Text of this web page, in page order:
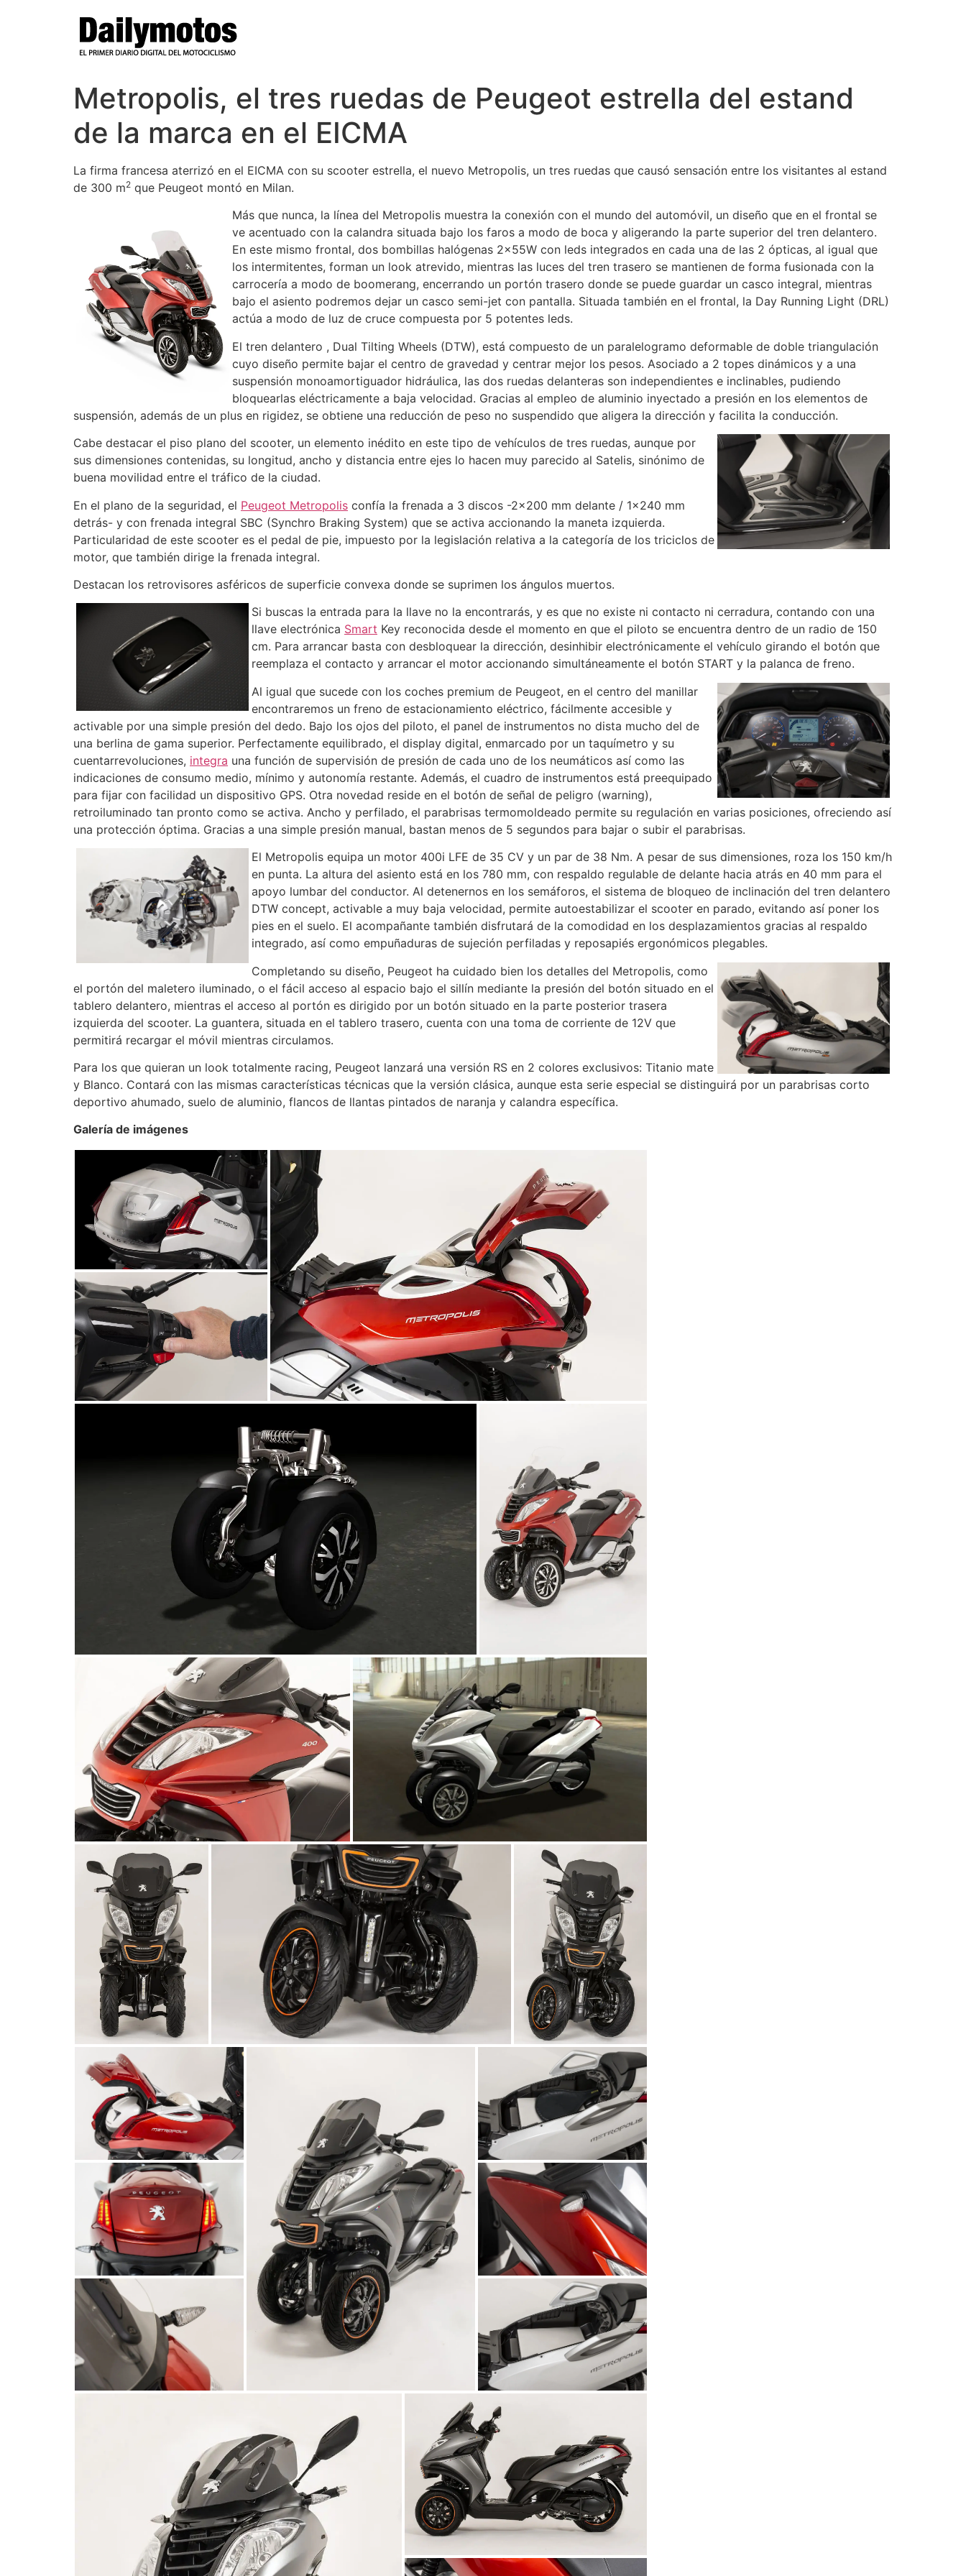
Metropolis, el tres ruedas de Peugeot estrella del estand
de la marca en el EICMA
La firma francesa aterrizó en el EICMA con su scooter estrella, el nuevo Metropolis, un tres ruedas que causó sensación entre los visitantes al estand
de 300 m2 que Peugeot montó en Milan.
Más que nunca, la línea del Metropolis muestra la conexión con el mundo del automóvil, un diseño que en el frontal se
ve acentuado con la calandra situada bajo los faros a modo de boca y aligerando la parte superior del tren delantero.
En este mismo frontal, dos bombillas halógenas 2x55W con leds integrados en cada una de las 2 ópticas, al igual que
los intermitentes, forman un look atrevido, mientras las luces del tren trasero se mantienen de forma fusionada con la
carrocería a modo de boomerang, encerrando un portón trasero donde se puede guardar un casco integral, mientras
bajo el asiento podremos dejar un casco semi-jet con pantalla. Situada también en el frontal, la Day Running Light (DRL)
actúa a modo de luz de cruce compuesta por 5 potentes leds.
El tren delantero , Dual Tilting Wheels (DTW), está compuesto de un paralelogramo deformable de doble triangulación
cuyo diseño permite bajar el centro de gravedad y centrar mejor los pesos. Asociado a 2 topes dinámicos y a una
suspensión monoamortiguador hidráulica, las dos ruedas delanteras son independientes e inclinables, pudiendo
bloquearlas eléctricamente a baja velocidad. Gracias al empleo de aluminio inyectado a presión en los elementos de
suspensión, además de un plus en rigidez, se obtiene una reducción de peso no suspendido que aligera la dirección y facilita la conducción.
Cabe destacar el piso plano del scooter, un elemento inédito en este tipo de vehículos de tres ruedas, aunque por
sus dimensiones contenidas, su longitud, ancho y distancia entre ejes lo hacen muy parecido al Satelis, sinónimo de
buena movilidad entre el tráfico de la ciudad.
En el plano de la seguridad, el Peugeot Metropolis confía la frenada a 3 discos -2×200 mm delante / 1×240 mm
detrás- y con frenada integral SBC (Synchro Braking System) que se activa accionando la maneta izquierda.
Particularidad de este scooter es el pedal de pie, impuesto por la legislación relativa a la categoría de los triciclos de
motor, que también dirige la frenada integral.
Destacan los retrovisores asféricos de superficie convexa donde se suprimen los ángulos muertos.
Si buscas la entrada para la llave no la encontrarás, y es que no existe ni contacto ni cerradura, contando con una
llave electrónica Smart Key reconocida desde el momento en que el piloto se encuentra dentro de un radio de 150
cm. Para arrancar basta con desbloquear la dirección, desinhibir electrónicamente el vehículo girando el botón que
reemplaza el contacto y arrancar el motor accionando simultáneamente el botón START y la palanca de freno.
Al igual que sucede con los coches premium de Peugeot, en el centro del manillar
encontraremos un freno de estacionamiento eléctrico, fácilmente accesible y
activable por una simple presión del dedo. Bajo los ojos del piloto, el panel de instrumentos no dista mucho del de
una berlina de gama superior. Perfectamente equilibrado, el display digital, enmarcado por un taquímetro y su
cuentarrevoluciones, integra una función de supervisión de presión de cada uno de los neumáticos así como las
indicaciones de consumo medio, mínimo y autonomía restante. Además, el cuadro de instrumentos está preequipado
para fijar con facilidad un dispositivo GPS. Otra novedad reside en el botón de señal de peligro (warning),
retroiluminado tan pronto como se activa. Ancho y perfilado, el parabrisas termomoldeado permite su regulación en varias posiciones, ofreciendo así
una protección óptima. Gracias a una simple presión manual, bastan menos de 5 segundos para bajar o subir el parabrisas.
El Metropolis equipa un motor 400i LFE de 35 CV y un par de 38 Nm. A pesar de sus dimensiones, roza los 150 km/h
en punta. La altura del asiento está en los 780 mm, con respaldo regulable de delante hacia atrás en 40 mm para el
apoyo lumbar del conductor. Al detenernos en los semáforos, el sistema de bloqueo de inclinación del tren delantero
DTW concept, activable a muy baja velocidad, permite autoestabilizar el scooter en parado, evitando así poner los
pies en el suelo. El acompañante también disfrutará de la comodidad en los desplazamientos gracias al respaldo
integrado, así como empuñaduras de sujeción perfiladas y reposapiés ergonómicos plegables.
Completando su diseño, Peugeot ha cuidado bien los detalles del Metropolis, como
el portón del maletero iluminado, o el fácil acceso al espacio bajo el sillín mediante la presión del botón situado en el
tablero delantero, mientras el acceso al portón es dirigido por un botón situado en la parte posterior trasera
izquierda del scooter. La guantera, situada en el tablero trasero, cuenta con una toma de corriente de 12V que
permitirá recargar el móvil mientras circulamos.
Para los que quieran un look totalmente racing, Peugeot lanzará una versión RS en 2 colores exclusivos: Titanio mate
y Blanco. Contará con las mismas características técnicas que la versión clásica, aunque esta serie especial se distinguirá por un parabrisas corto
deportivo ahumado, suelo de aluminio, flancos de llantas pintados de naranja y calandra específica.
Galería de imágenes